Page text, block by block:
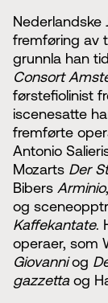
Nederlandske
fremføring av
grunnla han
Consort
førstefiolinist
iscenesatte
fremførte
Antonio
Mozarts Der
Bibers Arminio
og
Kaffekantate.
operaer, som
Giovanniog
gazzetta og